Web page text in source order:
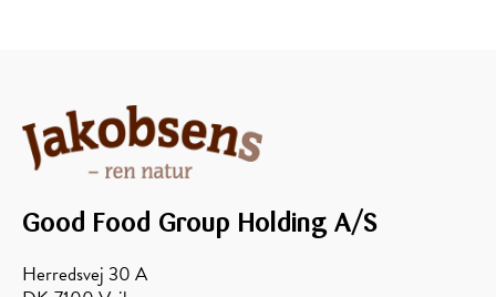
Good Food Group Holding A/S
Herredsvej 30 A